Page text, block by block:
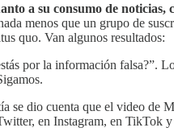
a su consumo de
menos que un grupo de
quo. Van algunos resultados:
por la información falsa?”.
se dio cuenta que el video de
en Instagram, en TikTok